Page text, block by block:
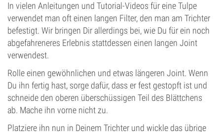
In vielen Anleitungen und Tutorial-Videos für eine Tulpe
verwendet man oft einen langen Filter, den man am Trichter
befestigt. Wir bringen Dir allerdings bei, wie Du für ein noch
abgefahreneres Erlebnis stattdessen einen langen Joint
verwendest.
Rolle einen gewöhnlichen und etwas längeren Joint. Wenn
Du ihn fertig hast, sorge dafür, dass er fest gestopft ist und
schneide den oberen überschüssigen Teil des Blättchens
ab. Mache ihn vorne nicht zu.
Platziere ihn nun in Deinem Trichter und wickle das übrige